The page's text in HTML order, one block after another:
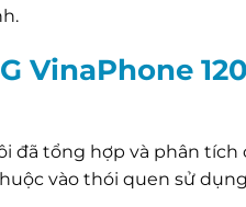
VinaPhone
đã tổng hợp và phân
vào thói quen sử